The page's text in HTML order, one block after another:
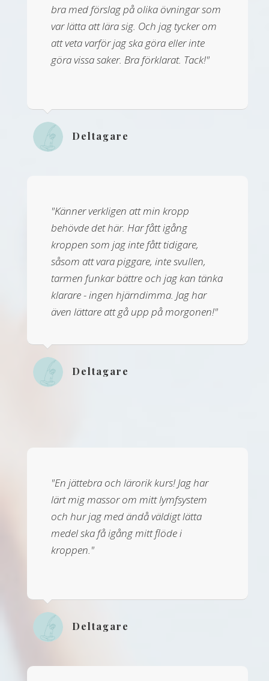
bra med förslag på olika övningar som
var lätta att lära sig. Och jag tycker om
att veta varför jag ska göra eller inte
göra vissa saker. Bra förklarat. Tack!"
Deltagare
"Känner verkligen att min kropp
behövde det här. Har fått igång
kroppen som jag inte fått tidigare,
såsom att vara piggare, inte svullen,
tarmen funkar bättre och jag kan tänka
klarare - ingen hjärndimma. Jag har
även lättare att gå upp på morgonen!"
Deltagare
"En jättebra och lärorik kurs! Jag har
lärt mig massor om mitt lymfsystem
och hur jag med ändå väldigt lätta
medel ska få igång mitt flöde i
kroppen."
Deltagare